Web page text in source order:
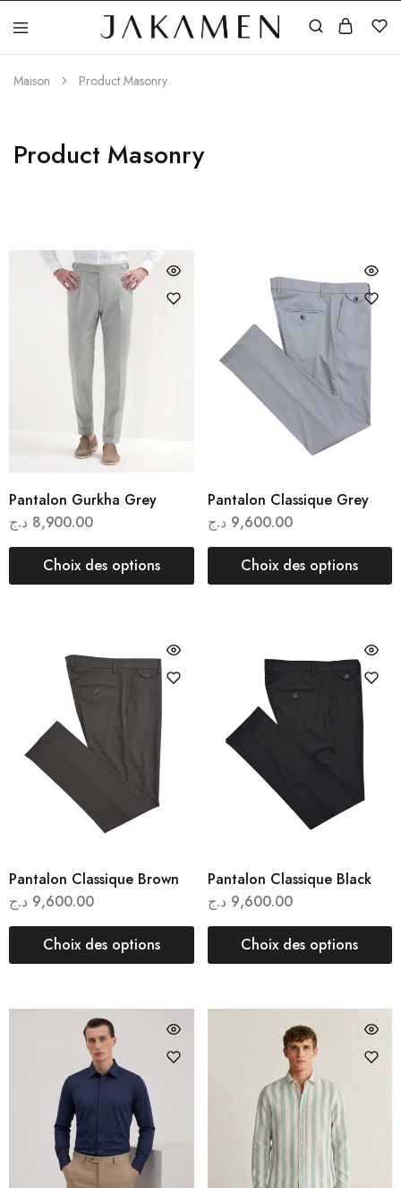
Jakamen
Algérie
Maison Product Masonry
Product Masonry
Pantalon Gurkha Grey
8,900.00 د.ج
Choix des options
Pantalon Classique Grey
9,600.00 د.ج
Choix des options
Pantalon Classique Brown
9,600.00 د.ج
Choix des options
Pantalon Classique Black
9,600.00 د.ج
Choix des options